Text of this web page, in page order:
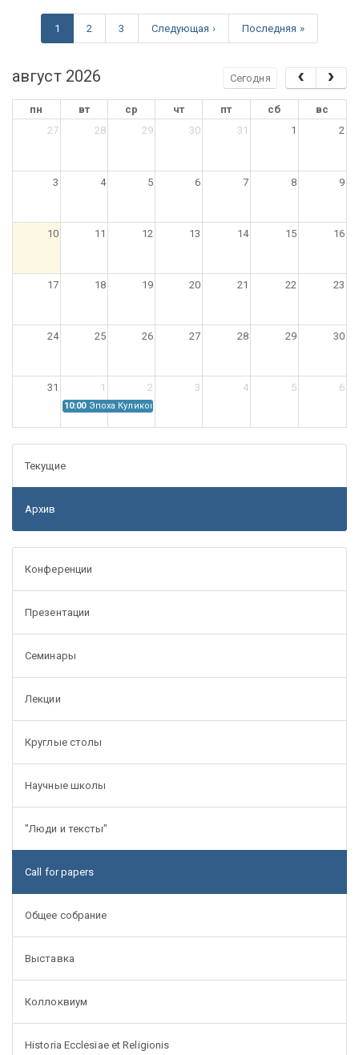
1 2 3 Следующая › Последняя »
август 2026 Сегодня
пн вт ср чт пт сб
вс
27
28 29 30 31 1 2
3 4 5 6 7 8 9
10 11 12 13 14 15 16
17 18 19 20 21 22 23
24 25 26 27 28 29 30
31 1 2 3 4 5 6
10:00 Эпоха Куликовской битвы: Проблемы источниковедения
Текущие
Архив
Конференции
Презентации
Семинары
Лекции
Круглые столы
Научные школы
"Люди и тексты"
Call for papers
Общее собрание
Выставка
Коллоквиум
Historia Ecclesiae et Religionis